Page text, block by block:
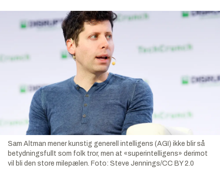
Sam Altman mener kunstig generell intelligens (AGI) ikke blir så
betydningsfullt som folk tror, men at «superintelligens» derimot
vil bli den store milepælen. Foto: Steve Jennings/CC BY 2.0